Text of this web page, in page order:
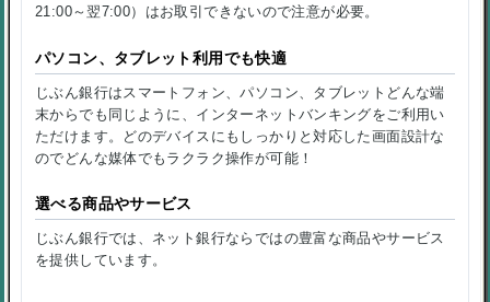
21:00～翌7:00）はお取引できないので注意が必要。
パソコン、タブレット利用でも快適
じぶん銀行はスマートフォン、パソコン、タブレットどんな端
末からでも同じように、インターネットバンキングをご利用い
ただけます。どのデバイスにもしっかりと対応した画面設計な
のでどんな媒体でもラクラク操作が可能！
選べる商品やサービス
じぶん銀行では、ネット銀行ならではの豊富な商品やサービス
を提供しています。